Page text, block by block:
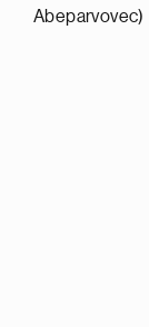
Abeparvovec)